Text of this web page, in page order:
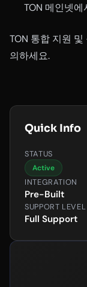
TON 메인넷
TON 통합 지원
의하세요.
Quick Info
STATUS
Active
INTEGRATION
Pre-Built
SUPPORT LEVEL
Full Support